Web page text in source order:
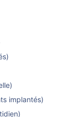
implantés)